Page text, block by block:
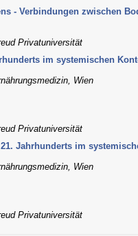
- Verbindungen zwischen
Privatuniversität
im systemischen
Wien
Privatuniversität
Jahrhunderts im
Wien
Privatuniversität